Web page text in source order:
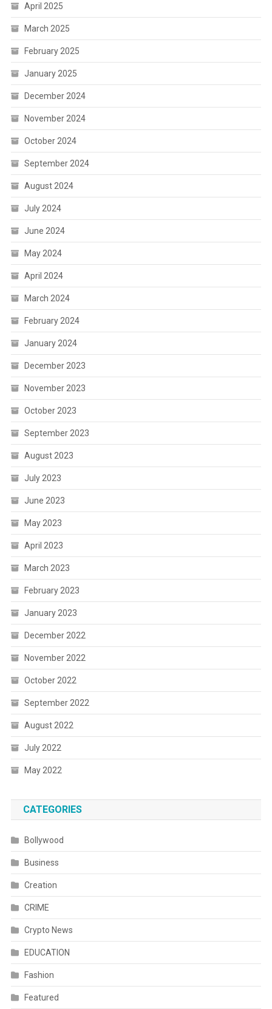
April 2025
March 2025
February 2025
January 2025
December 2024
November 2024
October 2024
September 2024
August 2024
July 2024
June 2024
May 2024
April 2024
March 2024
February 2024
January 2024
December 2023
November 2023
October 2023
September 2023
August 2023
July 2023
June 2023
May 2023
April 2023
March 2023
February 2023
January 2023
December 2022
November 2022
October 2022
September 2022
August 2022
July 2022
May 2022
CATEGORIES
Bollywood
Business
Creation
CRIME
Crypto News
EDUCATION
Fashion
Featured